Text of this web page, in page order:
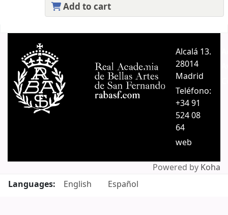
Add to cart
Alcalá 13.
28014
Madrid
Teléfono:
+34 91
524 08
64
web
Powered by Koha
Languages:
English Español